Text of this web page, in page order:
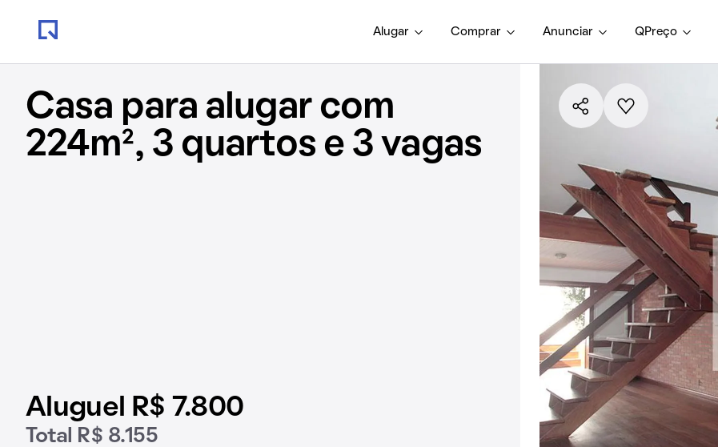
Alugar Comprar Anunciar QPreço
Casa para alugar com
224m², 3 quartos e 3 vagas
Aluguel R$ 7.800
Total R$ 8.155